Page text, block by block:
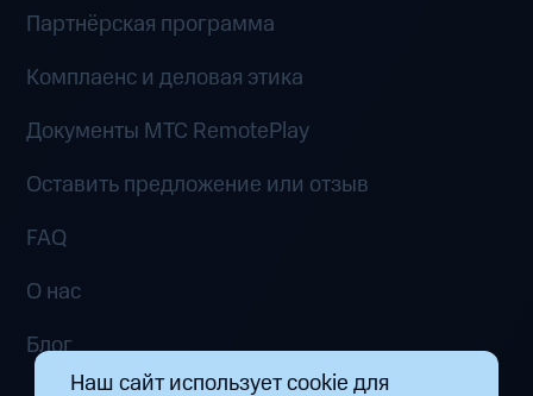
Наш сайт использует cookie для
Партнёрская программа
Комплаенс и деловая этика
Документы MTC RemotePlay
Оставить предложение или отзыв
FAQ
О нас
Блог